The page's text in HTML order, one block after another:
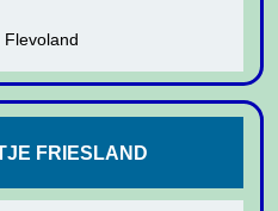
FRIESLAND